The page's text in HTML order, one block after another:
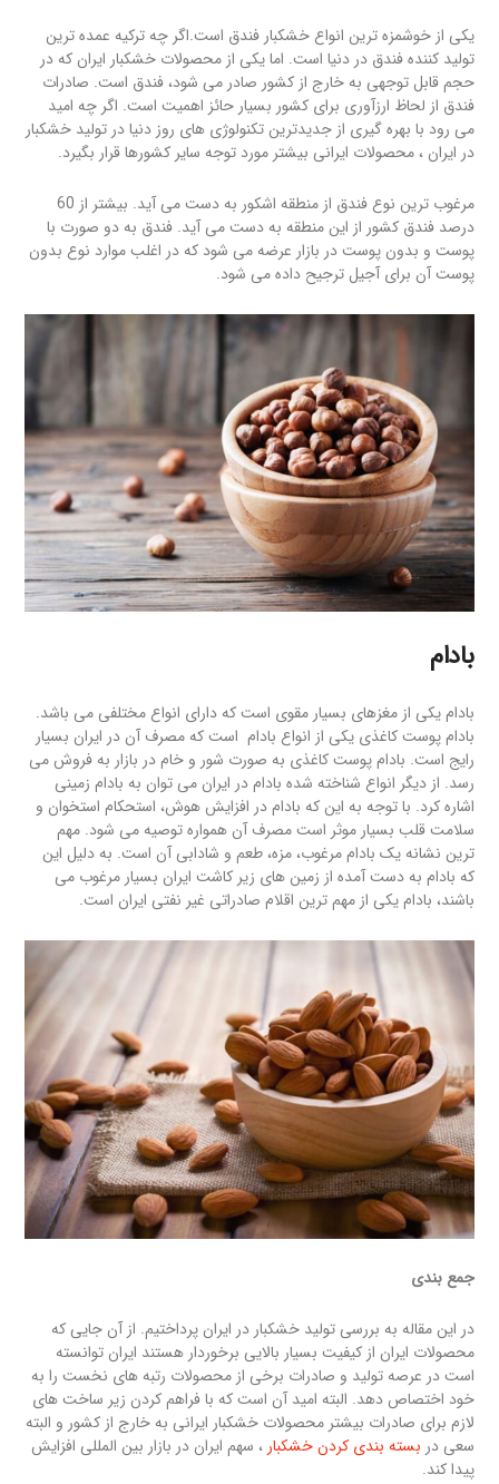
یکی از خوشمزه ترین انواع خشکبار فندق است.اگر چه ترکیه عمده ترین
تولید کننده فندق در دنیا است. اما یکی از محصولات خشکبار ایران که در
حجم قابل توجهی به خارج از کشور صادر می شود، فندق است. صادرات
فندق از لحاظ ارزآوری برای کشور بسیار حائز اهمیت است. اگر چه امید
می رود با بهره گیری از جدیدترین تکنولوژی های روز دنیا در تولید خشکبار
در ایران ، محصولات ایرانی بیشتر مورد توجه سایر کشورها قرار بگیرد.
مرغوب ترین نوع فندق از منطقه اشکور به دست می آید. بیشتر از 60
درصد فندق کشور از این منطقه به دست می آید. فندق به دو صورت با
پوست و بدون پوست در بازار عرضه می شود که در اغلب موارد نوع بدون
پوست آن برای آجیل ترجیح داده می شود.
بادام
بادام یکی از مغزهای بسیار مقوی است که دارای انواع مختلفی می باشد.
بادام پوست کاغذی یکی از انواع بادام است که مصرف آن در ایران بسیار
رایج است. بادام پوست کاغذی به صورت شور و خام در بازار به فروش می
رسد. از دیگر انواع شناخته شده بادام در ایران می توان به بادام زمینی
اشاره کرد. با توجه به این که بادام در افزایش هوش، استحکام استخوان و
سلامت قلب بسیار موثر است مصرف آن همواره توصیه می شود. مهم
ترین نشانه یک بادام مرغوب، مزه، طعم و شادابی آن است. به دلیل این
که بادام به دست آمده از زمین های زیر کاشت ایران بسیار مرغوب می
باشند، بادام یکی از مهم ترین اقلام صادراتی غیر نفتی ایران است.
جمع بندی
در این مقاله به بررسی تولید خشکبار در ایران پرداختیم. از آن جایی که
محصولات ایران از کیفیت بسیار بالایی برخوردار هستند ایران توانسته
است در عرصه تولید و صادرات برخی از محصولات رتبه های نخست را به
خود اختصاص دهد. البته امید آن است که با فراهم کردن زیر ساخت های
لازم برای صادرات بیشتر محصولات خشکبار ایرانی به خارج از کشور و البته
سعی در بسته بندی کردن خشکبار ، سهم ایران در بازار بین المللی افزایش
پیدا کند.